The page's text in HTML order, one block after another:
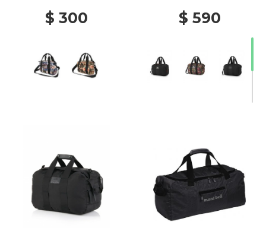
$ 300 $ 590
20% Off